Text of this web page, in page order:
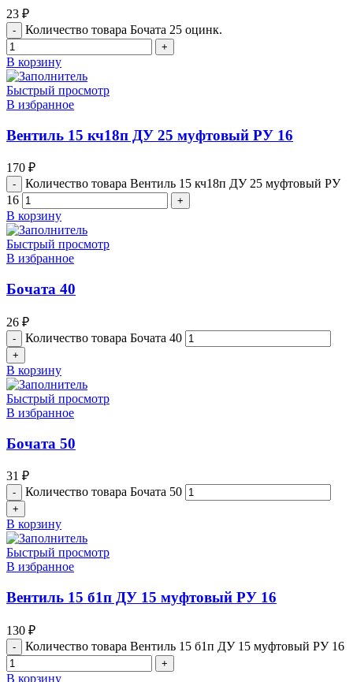
23 ₽
Количество товара Бочата 25 оцинк.
В корзину
Быстрый просмотр
В избранное
Вентиль 15 кч18п ДУ 25 муфтовый РУ 16
170 ₽
Количество товара Вентиль 15 кч18п ДУ 25 муфтовый РУ
16
В корзину
Быстрый просмотр
В избранное
Бочата 40
26 ₽
Количество товара Бочата 40
В корзину
Быстрый просмотр
В избранное
Бочата 50
31 ₽
Количество товара Бочата 50
В корзину
Быстрый просмотр
В избранное
Вентиль 15 б1п ДУ 15 муфтовый РУ 16
130 ₽
Количество товара Вентиль 15 б1п ДУ 15 муфтовый РУ 16
В корзину